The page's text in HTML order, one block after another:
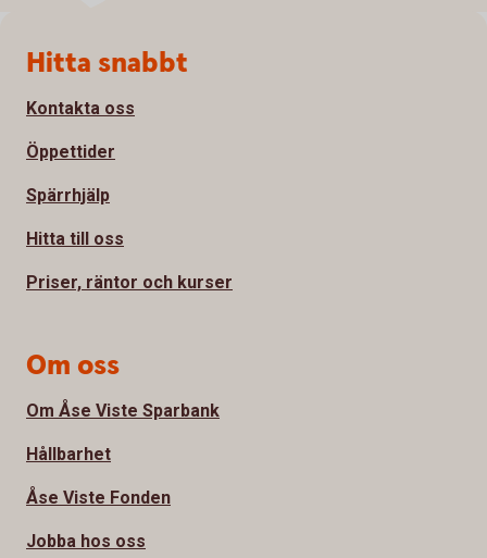
Sidfot
Hitta snabbt
Kontakta oss
Öppettider
Spärrhjälp
Hitta till oss
Priser, räntor och kurser
Om oss
Om Åse Viste Sparbank
Hållbarhet
Åse Viste Fonden
Jobba hos oss